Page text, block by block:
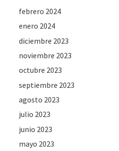
febrero 2024
enero 2024
diciembre 2023
noviembre 2023
octubre 2023
septiembre 2023
agosto 2023
julio 2023
junio 2023
mayo 2023